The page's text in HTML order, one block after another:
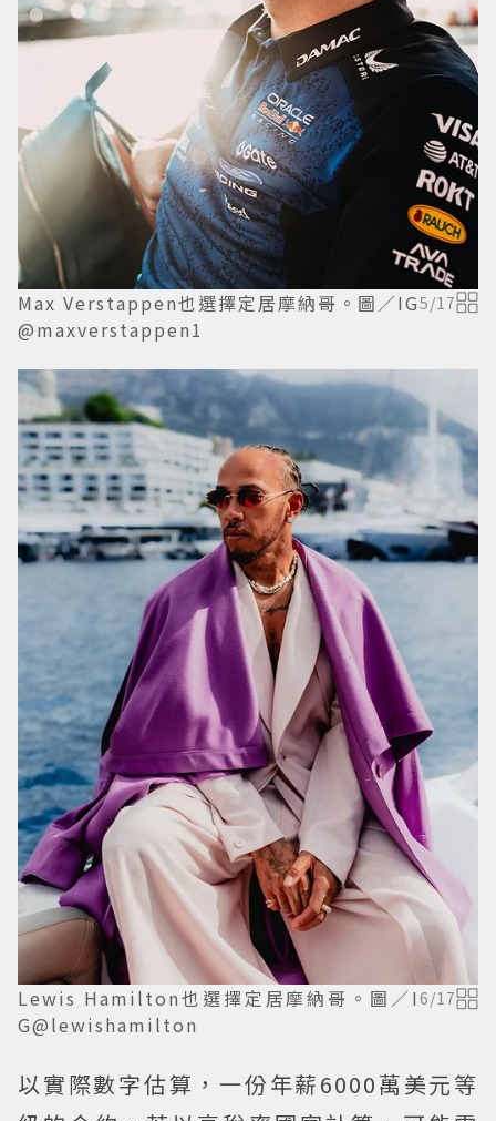
Max Verstappen也選擇定居摩納哥。圖／IG
@maxverstappen1
5/17
Lewis Hamilton也選擇定居摩納哥。圖／I
G@lewishamilton
6/17
以實際數字估算，一份年薪6000萬美元等